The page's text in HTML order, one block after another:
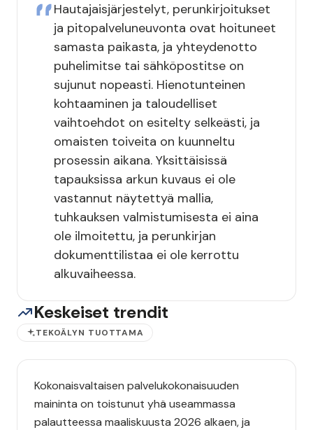
Hautajaisjärjestelyt, perunkirjoitukset
ja pitopalveluneuvonta ovat hoituneet
samasta paikasta, ja yhteydenotto
puhelimitse tai sähköpostitse on
sujunut nopeasti. Hienotunteinen
kohtaaminen ja taloudelliset
vaihtoehdot on esitelty selkeästi, ja
omaisten toiveita on kuunneltu
prosessin aikana. Yksittäisissä
tapauksissa arkun kuvaus ei ole
vastannut näytettyä mallia,
tuhkauksen valmistumisesta ei aina
ole ilmoitettu, ja perunkirjan
dokumenttilistaa ei ole kerrottu
alkuvaiheessa.
Keskeiset trendit
TEKOÄLYN TUOTTAMA
Kokonaisvaltaisen palvelukokonaisuuden
maininta on toistunut yhä useammassa
palautteessa maaliskuusta 2026 alkaen, ja